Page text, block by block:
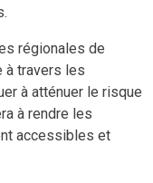
régionales de
à travers les
à atténuer le risque
à rendre les
accessibles et